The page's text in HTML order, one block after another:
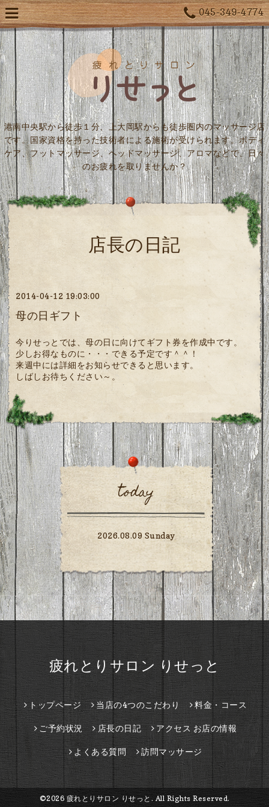
045-349-4774
港南中央駅から徒歩１分、上大岡駅からも徒歩圏内のマッサージ店
です。国家資格を持った技術者による施術が受けられます。ボディ
ケア、フットマッサージ、ヘッドマッサージ、アロマなどで、日々
のお疲れを取りませんか？
店長の日記
2014-04-12 19:03:00
母の日ギフト
今りせっとでは、母の日に向けてギフト券を作成中です。
少しお得なものに・・・できる予定です＾＾！
来週中には詳細をお知らせできると思います。
しばしお待ちください～。
today
2026.08.09 Sunday
疲れとりサロン りせっと
トップページ 当店の4つのこだわり 料金・コース
ご予約状況 店長の日記 アクセス お店の情報
よくある質問 訪問マッサージ
©2026疲れとりサロン りせっと. All Rights Reserved.